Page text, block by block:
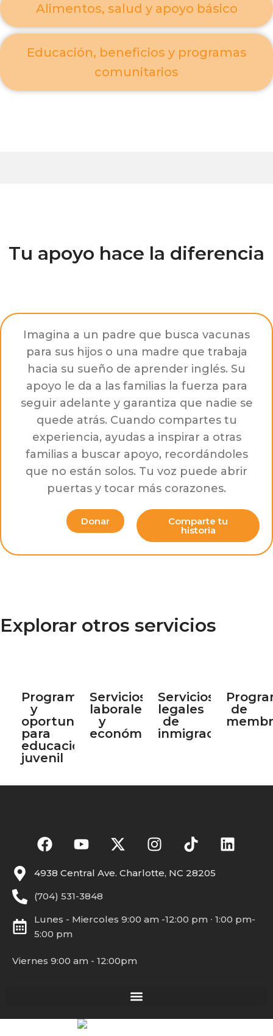
Alimentos, salud y apoyo básico
Educación, beneficios y programas
comunitarios
Tu apoyo hace la diferencia
Imagina a un padre que busca vacunas
para sus hijos o una madre que trabaja
hacia su sueño de aprender inglés. Su
apoyo le da a las familias la fuerza para
seguir adelante y garantiza que nadie se
quede atrás. Cuando compartes tu
experiencia, ayudas a inspirar a otras
familias a buscar apoyo, recordándoles
que no están solos. Tu voz puede abrir
puertas y tocar más corazones.
Donar Comparte tu
historia
Explorar otros servicios
Programas
y
oportunidades
para
educación
juvenil
Servicios
laborales
y
económicos
Servicios
legales
de
inmigración
de
4938 Central Ave. Charlotte, NC 28205
(704) 531-3848
Lunes - Miercoles 9:00 am -12:00 pm ∙ 1:00 pm-
5:00 pm
Viernes 9:00 am - 12:00pm